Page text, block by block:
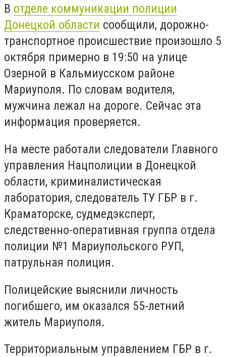
В отделе коммуникации полиции
Донецкой области сообщили, дорожно-
транспортное происшествие произошло 5
октября примерно в 19:50 на улице
Озерной в Кальмиусском районе
Мариуполя. По словам водителя,
мужчина лежал на дороге. Сейчас эта
информация проверяется.
На месте работали следователи Главного
управления Нацполиции в Донецкой
области, криминалистическая
лаборатория, следователь ТУ ГБР в г.
Краматорске, судмедэксперт,
следственно-оперативная группа отдела
полиции №1 Мариупольского РУП,
патрульная полиция.
Полицейские выяснили личность
погибшего, им оказался 55-летний
житель Мариуполя.
Территориальным управлением ГБР в г.